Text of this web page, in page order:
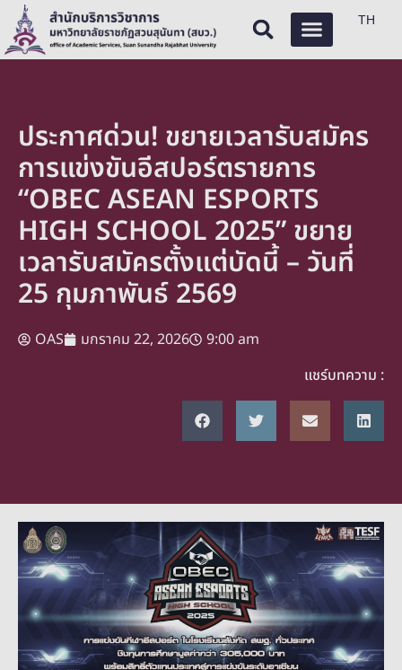
TH
ประกาศด่วน! ขยายเวลารับสมัคร
การแข่งขันอีสปอร์ตรายการ
“OBEC ASEAN ESPORTS
HIGH SCHOOL 2025” ขยาย
เวลารับสมัครตั้งแต่บัดนี้ – วันที่
25 กุมภาพันธ์ 2569
OAS มกราคม 22, 2026
9:00 am
แชร์บทความ :